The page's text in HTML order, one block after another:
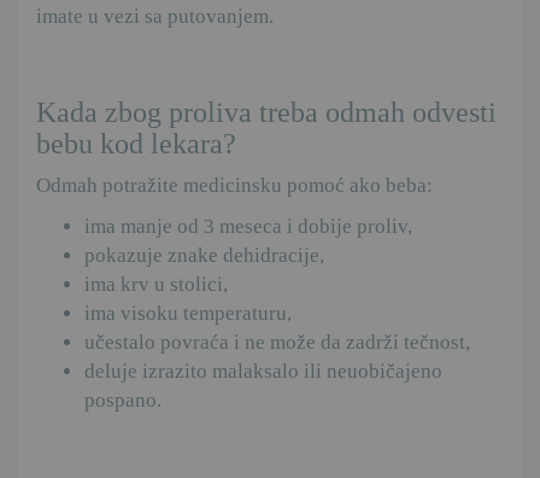
imate u vezi sa putovanjem.
Kada zbog proliva treba odmah odvesti
bebu kod lekara?
Odmah potražite medicinsku pomoć ako beba:
ima manje od 3 meseca i dobije proliv,
pokazuje znake dehidracije,
ima krv u stolici,
ima visoku temperaturu,
učestalo povraća i ne može da zadrži tečnost,
deluje izrazito malaksalo ili neuobičajeno
pospano.